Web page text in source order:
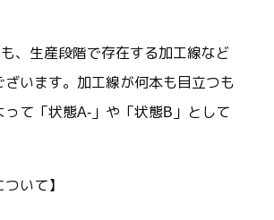
、生産段階で存在する加工線など
ざいます。加工線が何本も目立つも
って「状態A-」や「状態B」として
いて】